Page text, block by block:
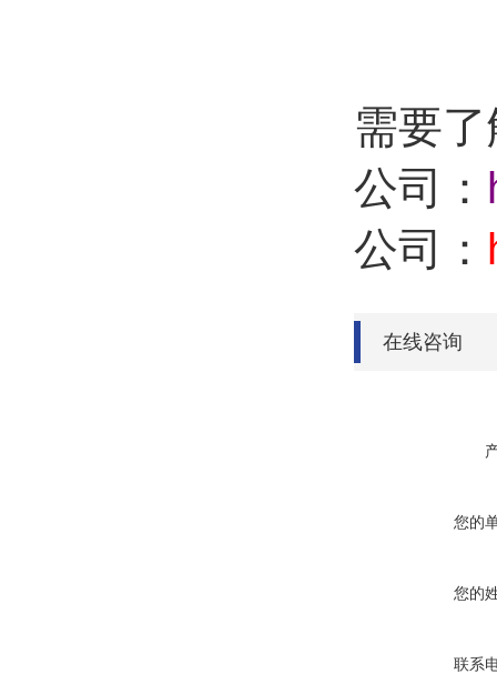
需要
公司：
公司：
在线咨询
您的
您的
联系